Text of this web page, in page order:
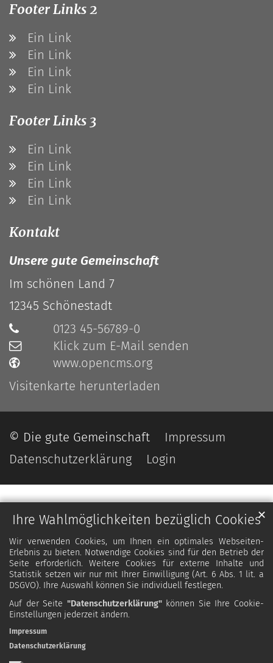
Ihre Wahlmöglichkeiten bezüglich Cookies
Wir verwenden Cookies, um Ihnen ein optimales Webseiten-
Erlebnis zu bieten. Notwendige Cookies sind für den Betrieb der
Seite erforderlich. Weitere Cookies für externe Inhalte und
Statistik setzen wir nur mit Ihrer Einwilligung (Art. 6 Abs. 1 lit. a
DSGVO). Ihre Auswahl können Sie individuell festlegen.
Auf der Seite "Datenschutzerklärung"können Sie Ihre Cookie-
Einstellungen jederzeit ändern.
✕
Impressum
Datenschutzerklärung
Footer Links 2
Ein Link
Ein Link
Ein Link
Ein Link
Footer Links 3
Ein Link
Ein Link
Ein Link
Ein Link
Kontakt
Unsere gute Gemeinschaft
Im schönen Land 7
12345 Schönestadt
0123 45-56789-0
Klick zum E-Mail senden
www.opencms.org
Visitenkarte herunterladen
© Die gute Gemeinschaft
Impressum
Datenschutzerklärung
Login